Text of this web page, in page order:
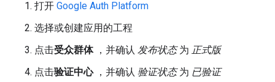
打开 Google Auth Platform
选择或创建应用的工程
点击受众群体，并确认 发布状态为 正式版
点击验证中心，并确认 验证状态为 已验证